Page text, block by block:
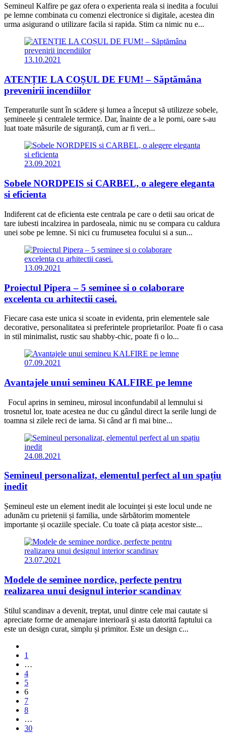
Semineul Kalfire pe gaz ofera o experienta reala si inedita a focului
pe lemne combinata cu comenzi electronice si digitale, acestea din
urma asigurand o utilizare facila si rapida. Stim ca nimic nu e...
13.10.2021
ATENȚIE LA COȘUL DE FUM! – Săptămâna
prevenirii incendiilor
Temperaturile sunt în scădere și lumea a început să utilizeze sobele,
șemineele și centralele termice. Dar, înainte de a le porni, oare s-au
luat toate măsurile de siguranță, cum ar fi veri...
23.09.2021
Sobele NORDPEIS si CARBEL, o alegere eleganta
si eficienta
Indiferent cat de eficienta este centrala pe care o detii sau oricat de
tare iubesti incalzirea in pardoseala, nimic nu se compara cu caldura
unei sobe pe lemne. Si nici cu frumusetea focului si a sun...
13.09.2021
Proiectul Pipera – 5 seminee si o colaborare
excelenta cu arhitectii casei.
Fiecare casa este unica si scoate in evidenta, prin elementele sale
decorative, personalitatea si preferintele proprietarilor. Poate fi o casa
in stil minimalist, rustic sau shabby-chic, poate fi o lo...
07.09.2021
Avantajele unui semineu KALFIRE pe lemne
Focul aprins in semineu, mirosul inconfundabil al lemnului si
trosnetul lor, toate acestea ne duc cu gândul direct la serile lungi de
toamna si zilele reci de iarna. Si când ar fi mai bine...
24.08.2021
Semineul personalizat, elementul perfect al un spațiu
inedit
Șemineul este un element inedit ale locuinței și este locul unde ne
adunăm cu prietenii și familia, unde sărbătorim momentele
importante și ocaziile speciale. Cu toate că piața acestor siste...
23.07.2021
Modele de seminee nordice, perfecte pentru
realizarea unui designul interior scandinav
Stilul scandinav a devenit, treptat, unul dintre cele mai cautate si
apreciate forme de amenajare interioară și asta datorită faptului ca
este un design curat, simplu și primitor. Este un design c...
1
…
4
5
6
7
8
…
30